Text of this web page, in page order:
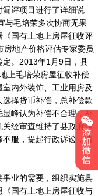
评项目进行了详细说
与毛培荣多次协商无果
国有土地上房屋征收评
房地产价格评估专家委员
定。2013年1月9日，县
上毛培荣房屋征收补偿
内外装饰、工业用房及
择货币补偿，总补偿款
峰认为补偿不合理，补
经审查维持了县政府作
服，提起行政诉讼，请
业的需要，组织实施县
国有土地上房屋征收与